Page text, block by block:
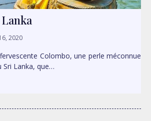
2020
Colombo, une perle méconnue
Sri Lanka, que…